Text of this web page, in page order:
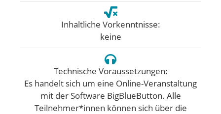
Inhaltliche Vorkenntnisse:
keine
Technische Voraussetzungen:
Es handelt sich um eine Online-Veranstaltung
mit der Software BigBlueButton. Alle
Teilnehmer*innen können sich über die